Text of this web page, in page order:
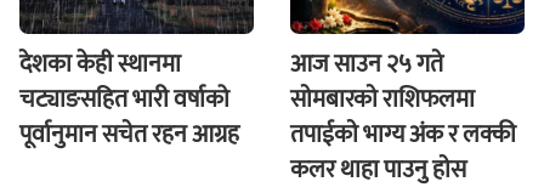
देशका केही स्थानमा
चट्याङसहित भारी वर्षाको
पूर्वानुमान सचेत रहन आग्रह
आज साउन २५ गते
साेमबारकाे राशिफलमा
तपाईकाे भाग्य अंक र लक्की
कलर थाहा पाउनु हाेस